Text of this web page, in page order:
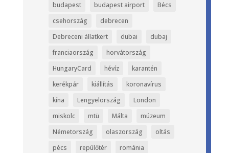
budapest
budapest airport
Bécs
csehország
debrecen
Debreceni állatkert
dubai
dubaj
franciaország
horvátország
HungaryCard
hévíz
karantén
kerékpár
kiállítás
koronavírus
kína
Lengyelország
London
miskolc
mtü Málta
múzeum
Németország
olaszország
oltás
pécs
repülőtér
románia